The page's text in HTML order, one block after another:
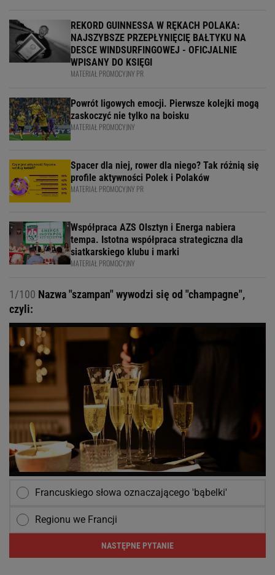
REKORD GUINNESSA W RĘKACH POLAKA:
NAJSZYBSZE PRZEPŁYNIĘCIĘ BAŁTYKU NA
DESCE WINDSURFINGOWEJ - OFICJALNIE
WPISANY DO KSIĘGI
MATERIAŁ PROMOCYJNY PR
Powrót ligowych emocji. Pierwsze kolejki mogą
zaskoczyć nie tylko na boisku
MATERIAŁ PROMOCYJNY
Spacer dla niej, rower dla niego? Tak różnią się
profile aktywności Polek i Polaków
MATERIAŁ PROMOCYJNY PR
Współpraca AZS Olsztyn i Energa nabiera
tempa. Istotna współpraca strategiczna dla
siatkarskiego klubu i marki
MATERIAŁ PROMOCYJNY
1/100 Nazwa "szampan" wywodzi się od "champagne",
czyli:
Francuskiego słowa oznaczającego 'bąbelki'
Regionu we Francji
NASTĘPNE PYTANIE